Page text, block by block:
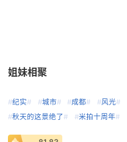
姐妹相聚
#纪实# #城市# #成都# #风光#
#秋天的这景绝了# #米拍十周年#